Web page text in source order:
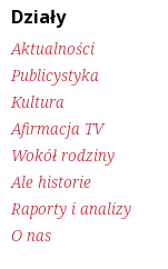
Działy
Aktualności
Publicystyka
Kultura
Afirmacja TV
Wokół rodziny
Ale historie
Raporty i analizy
O nas